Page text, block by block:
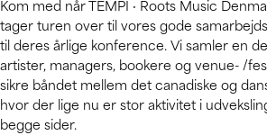
Kom med når TEMPI · Roots Music
tager turen over til vores gode
til deres årlige konference. Vi samler en
artister, managers, bookere og venue- /
sikre båndet mellem det canadiske og
hvor der lige nu er stor aktivitet i
begge sider.